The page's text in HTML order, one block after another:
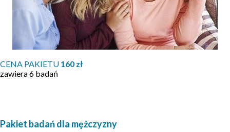
CENA PAKIETU 160 zł
zawiera 6 badań
Pakiet badań dla mężczyzny